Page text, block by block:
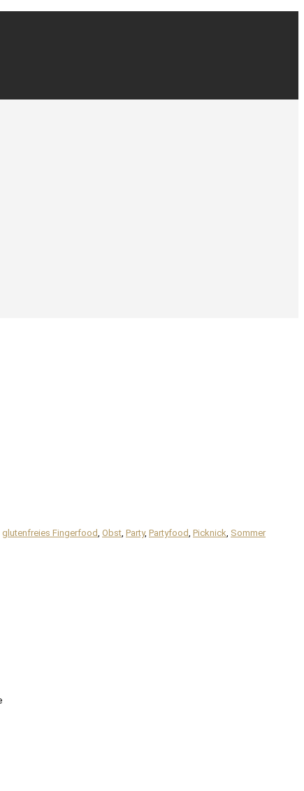
glutenfreies Fingerfood, Obst, Party, Partyfood, Picknick, Sommer